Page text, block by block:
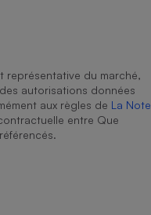
représentative du marché,
autorisations données
aux règles de La Note
entre Que